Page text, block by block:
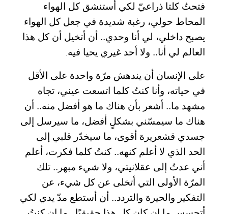
فتحتُ كلتا ذراعيّ لكي أستنشق كل الهواء
المحاط حولي، رغبة شديدة في جعل كل الهواء
يصبح داخلي، لي أنا وحدي.. أن أتخيل أن كل هذا
العالم لي أنا.. ولا أحد غيري يحيا فيه.
على الإنسان أن يندهش مرّة واحدة على الأقل
في حياته، وأنا كنتُ كلما اتسعت عيني، تجاه
مشهد ما.. أشعر بأن هناك ما هو أفضل منه.. أن
هناك ما سيمسّني بشكلٍ أفضل، ما سيرسل إلى
جسدي قشعريرة أقوى، ما سيخدّر قلبي إلى
الحد الذي لا أعلم كنهه.. كنتُ كلما فكرت، أعلم
أني عدتُ إلى عقلانيتي، ولا شيء مبهر.. تلك
المرّة الأولى التي أتخلى عن كل شيء، عن
التفكير والحيرة والتردد.. أن أستطع مدّ يدي لكي